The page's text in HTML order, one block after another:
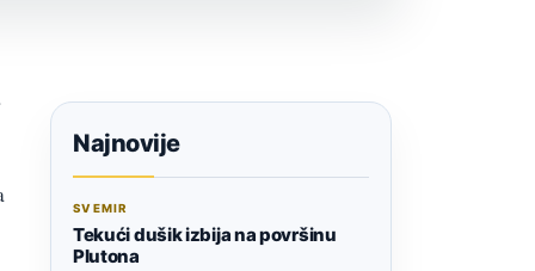
Najnovije
SVEMIR
Tekući dušik izbija na površinu
Plutona